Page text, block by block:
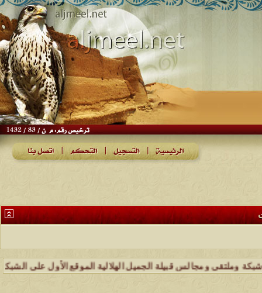
ومجالس قبيلة الجميل الهلالية الموقع الأول على الشبكة